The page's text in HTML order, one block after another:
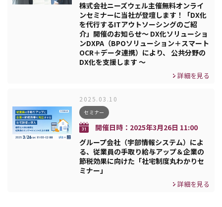
株式会社ニーズウェル主催無料オンライ
ンセミナーに当社が登壇します！「DX化
を代行するITアウトソーシングのご紹
介」開催のお知らせ～ DX化ソリューショ
ンDXPA（BPOソリューション＋スマート
OCR＋データ連携）により、 公共分野の
DX化を支援します ～
詳細を見る
2025.03.10
セミナー
開催日時： 2025年3月26日 11:00
グループ会社（宇部情報システム）によ
る、従業員の手取り給与アップ＆企業の
節税効果に向けた「社宅制度丸わかりセ
ミナー」
詳細を見る